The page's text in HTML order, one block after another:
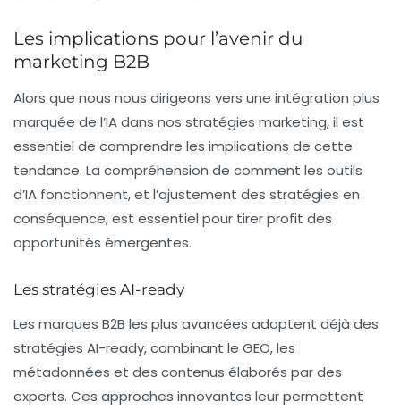
Les implications pour l’avenir du
marketing B2B
Alors que nous nous dirigeons vers une intégration plus
marquée de l’IA dans nos stratégies marketing, il est
essentiel de comprendre les implications de cette
tendance. La compréhension de comment les outils
d’IA fonctionnent, et l’ajustement des stratégies en
conséquence, est essentiel pour tirer profit des
opportunités émergentes.
Les stratégies AI-ready
Les marques B2B les plus avancées adoptent déjà des
stratégies AI-ready, combinant le GEO, les
métadonnées et des contenus élaborés par des
experts. Ces approches innovantes leur permettent